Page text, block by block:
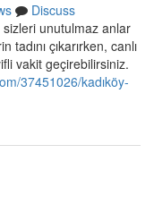
Discuss
unutulmaz anlar
çıkarırken, canlı
vakit geçirebilirsiniz.
37451026/kadıköy-